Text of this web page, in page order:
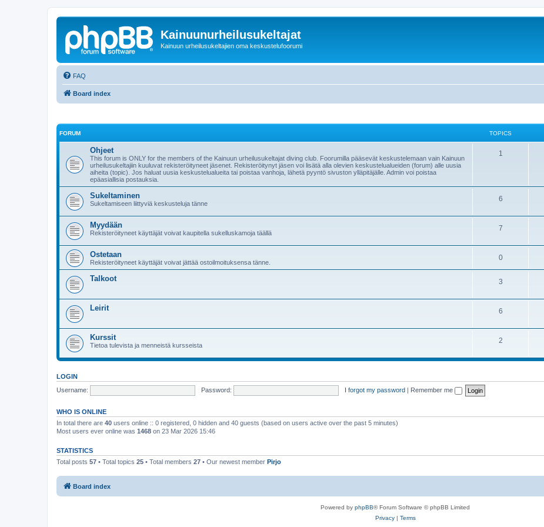
Kainuunurheilusukeltajat
Kainuun urheilusukeltajien oma keskustelufoorumi
FAQ
Board index
FORUM TOPICS
Ohjeet
This forum is ONLY for the members of the Kainuun urheilusukeltajat diving club. Foorumilla pääsevät keskustelemaan vain Kainuun
urheilusukeltajiin kuuluvat rekisteröityneet jäsenet. Rekisteröitynyt jäsen voi lisätä alla olevien keskustelualueiden (forum) alle uusia
aiheita (topic). Jos haluat uusia keskustelualueita tai poistaa vanhoja, lähetä pyyntö sivuston ylläpitäjälle. Admin voi poistaa
epäasiallisia postauksia.
1
Sukeltaminen
Sukeltamiseen liittyviä keskusteluja tänne
6
Myydään
Rekisteröityneet käyttäjät voivat kaupitella sukelluskamoja täällä
7
Ostetaan
Rekisteröityneet käyttäjät voivat jättää ostoilmoituksensa tänne.
0
Talkoot 3
Leirit 6
Kurssit
Tietoa tulevista ja menneistä kursseista
2
LOGIN
Username:
Password: I forgot my password | Remember me
WHO IS ONLINE
In total there are 40 users online :: 0 registered, 0 hidden and 40 guests (based on users active over the past 5 minutes)
Most users ever online was 1468 on 23 Mar 2026 15:46
STATISTICS
Total posts 57 • Total topics 25 • Total members 27 • Our newest member Pirjo
Board index
Powered by phpBB® Forum Software © phpBB Limited
Privacy| Terms